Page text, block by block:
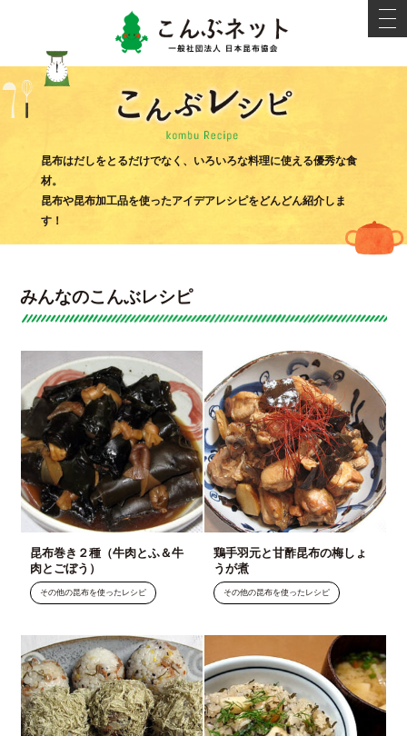
こんぶ
こんぶ
昆布はだしをとるだけでなく、いろいろな料理に使える優秀な食
材。
昆布や昆布加工品を使ったアイデアレシピをどんどん紹介しま
す！
みんなのこんぶレシピ
昆布巻き２種（牛肉とふ＆牛
肉とごぼう）
その他の昆布を使ったレシピ
鶏手羽元と甘酢昆布の梅しょ
うが煮
その他の昆布を使ったレシピ
t
o
g
n